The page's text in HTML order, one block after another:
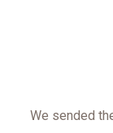
We sended